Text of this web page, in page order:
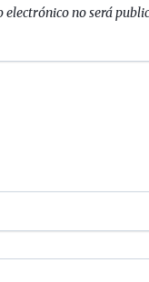
electrónico no será